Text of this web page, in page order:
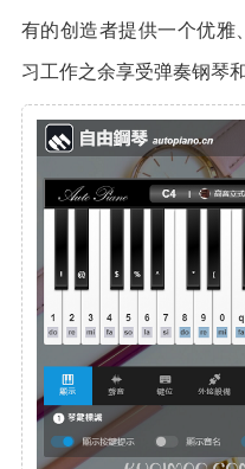
有的创造者提供一个优雅
习工作之余享受弹奏钢琴